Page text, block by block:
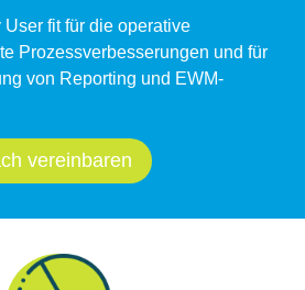
fit für die operative
Prozessverbesserungen und für
von Reporting und EWM-
vereinbaren